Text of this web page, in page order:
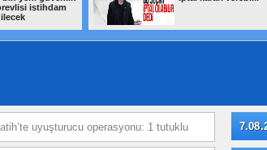
istihdam
uyuşturucu operasyonu: 1 tutuklu